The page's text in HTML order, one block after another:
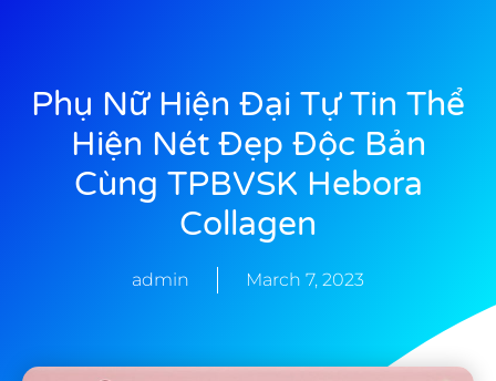
Phụ Nữ Hiện Đại Tự Tin Thể
Hiện Nét Đẹp Độc Bản
Cùng TPBVSK Hebora
Collagen
admin March 7, 2023